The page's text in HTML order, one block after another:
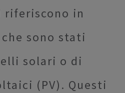
in
sono stati
solari o di
(PV). Questi